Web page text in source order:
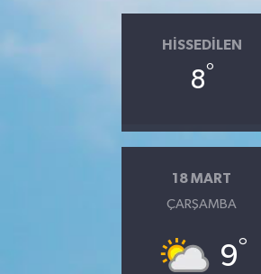
HISSEDILEN
8°
18 MART
ÇARŞAMBA
9°